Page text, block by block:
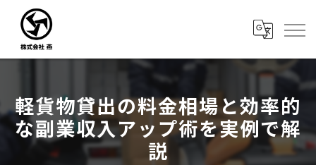
軽貨物貸出の料金相場と効率的
な副業収入アップ術を実例で解
説